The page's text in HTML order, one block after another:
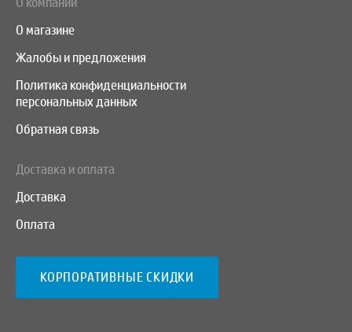
О магазине
Жалобы и предложения
Политика конфиденциальности
персональных данных
Обратная связь
Доставка и оплата
Доставка
Оплата
КОРПОРАТИВНЫЕ СКИДКИ